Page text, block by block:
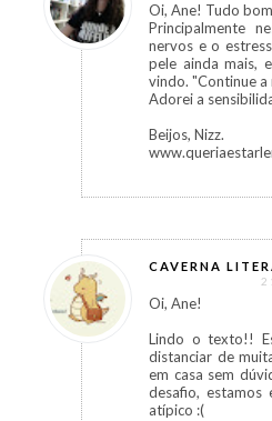
Oi, Ane! Tudo
Principalmente
nervos e o
pele ainda mais,
vindo. "Continue a
Adorei a
Beijos, Nizz.
CAVERNA
Oi, Ane!
Lindo o texto!!
distanciar de
em casa sem
desafio, estamos
atípico :(